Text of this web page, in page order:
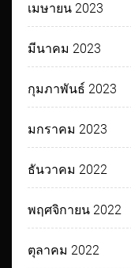
เมษายน 2023
มีนาคม 2023
กุมภาพันธ์ 2023
มกราคม 2023
ธันวาคม 2022
พฤศจิกายน 2022
ตุลาคม 2022